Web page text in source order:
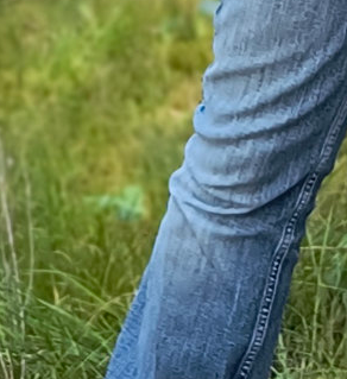
Bei Drohnen nimmt man
Kamera an, die Videos oder
Drohnenaufnahmen sieht man
Dokufilmen oder in der
unerschwinglich oder vielleicht
ist aber nicht so – ich hatte
Selbstverständlich gibt es
sich halten muss, und
man schwer aufpassen, was